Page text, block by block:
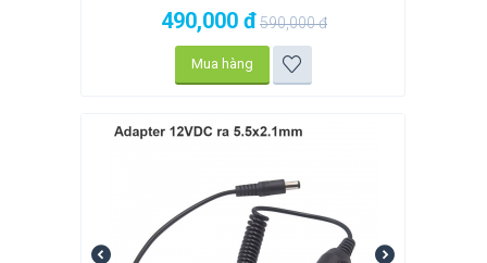
490,000 đ590,000đ
Mua hàng